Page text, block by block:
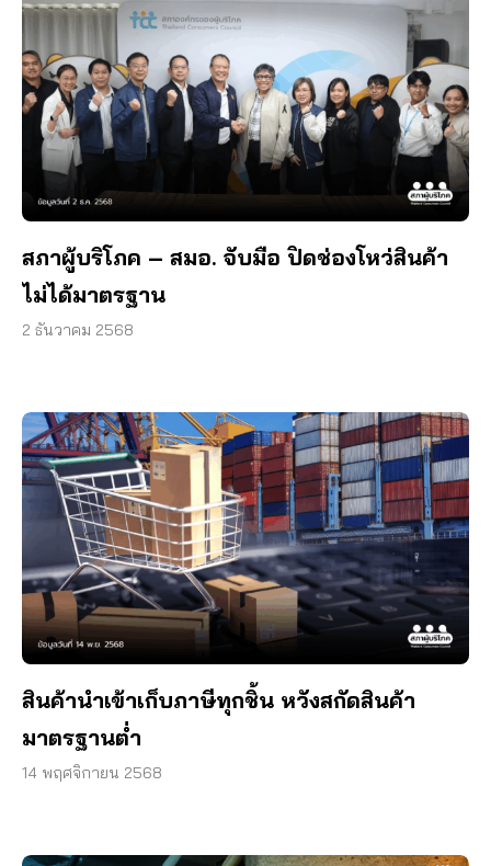
สภาผู้บริโภค – สมอ. จับมือ ปิดช่องโหว่สินค้า
ไม่ได้มาตรฐาน
2 ธันวาคม 2568
สินค้านำเข้าเก็บภาษีทุกชิ้น หวังสกัดสินค้า
มาตรฐานต่ำ
14 พฤศจิกายน 2568